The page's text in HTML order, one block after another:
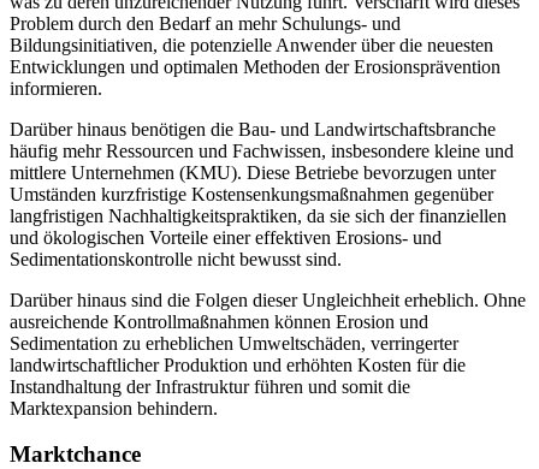
Problem durch den Bedarf an mehr Schulungs- und
Bildungsinitiativen, die potenzielle Anwender über die neuesten
Entwicklungen und optimalen Methoden der Erosionsprävention
informieren.
Darüber hinaus benötigen die Bau- und Landwirtschaftsbranche
häufig mehr Ressourcen und Fachwissen, insbesondere kleine und
mittlere Unternehmen (KMU). Diese Betriebe bevorzugen unter
Umständen kurzfristige Kostensenkungsmaßnahmen gegenüber
langfristigen Nachhaltigkeitspraktiken, da sie sich der finanziellen
und ökologischen Vorteile einer effektiven Erosions- und
Sedimentationskontrolle nicht bewusst sind.
Darüber hinaus sind die Folgen dieser Ungleichheit erheblich. Ohne
ausreichende Kontrollmaßnahmen können Erosion und
Sedimentation zu erheblichen Umweltschäden, verringerter
landwirtschaftlicher Produktion und erhöhten Kosten für die
Instandhaltung der Infrastruktur führen und somit die
Marktexpansion behindern.
Marktchance